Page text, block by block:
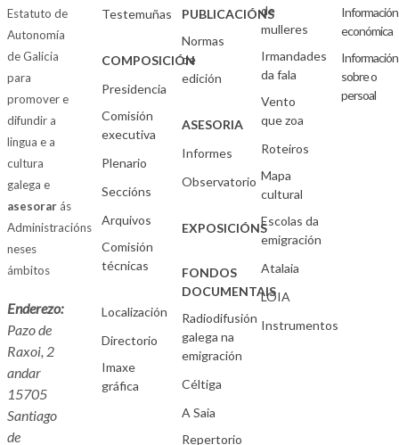
Estatuto de
Autonomía
de Galicia
para
promover e
difundir a
lingua e a
cultura
galega e
asesorarás
Administracións
neses
ámbitos
Enderezo:
Pazo de
Raxoi, 2
andar
15705
Santiago
de
Testemuñas
COMPOSICIÓN
Presidencia
Comisión
executiva
Plenario
Seccións
Arquivos
Comisión
técnicas
Localización
Directorio
Imaxe
gráfica
PUBLICACIÓNS
Normas
de
edición
ASESORIA
Informes
Observatorio
EXPOSICIÓNS
FONDOS
DOCUMENTAIS
Radiodifusión
galega na
emigración
Céltiga
A Saia
Repertorio
de
mulleres
Irmandades
da fala
Vento
que zoa
Roteiros
Mapa
cultural
Escolas da
emigración
Atalaia
LOIA
Instrumentos
Información
económica
Información
sobre o
persoal